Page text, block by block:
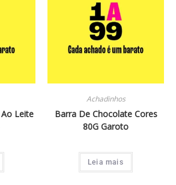
Leite
Achadinhos
Barra De Chocolate Cores
80G Garoto
Leia mais